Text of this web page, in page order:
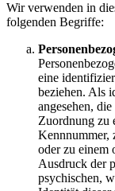
Wir verwenden in
folgenden Begriffe:
eine
beziehen. Als
angesehen,
Zuordnung zu
Kennnummer,
oder zu einem
Ausdruck der
psychischen,